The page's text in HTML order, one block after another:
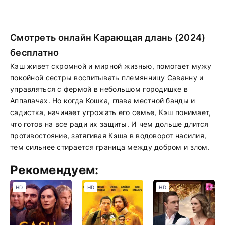
Смотреть онлайн Карающая длань (2024)
бесплатно
Кэш живет скромной и мирной жизнью, помогает мужу
покойной сестры воспитывать племянницу Саванну и
управляться с фермой в небольшом городишке в
Аппалачах. Но когда Кошка, глава местной банды и
садистка, начинает угрожать его семье, Кэш понимает,
что готов на все ради их защиты. И чем дольше длится
противостояние, затягивая Кэша в водоворот насилия,
тем сильнее стирается граница между добром и злом.
Рекомендуем:
HD HD HD